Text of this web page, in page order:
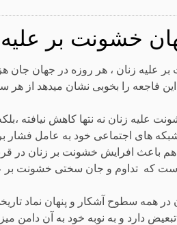
خشونت بر
علیه زنان ، هر روزه در جهان جان
این فاجعه را بخوبی نشان میدهد از
علیه زنان نه نتها کاهش نیافته
های اجتماعی خود به عامل فشار
هم باعث افرایش خشونت بر زنان در
که تداوم و جان سختی خشونت بر
در همه سطوح آشکار و پنهان نماد
دارد و به نوبه خود به آن دامن